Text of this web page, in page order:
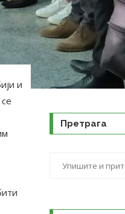
и
Претрага